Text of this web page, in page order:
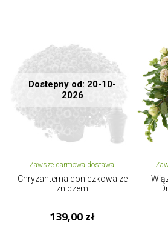
Dostepny od: 20-10-
2026
Zawsze darmowa dostawa!
Chryzantema doniczkowa ze
zniczem
139,00 zł